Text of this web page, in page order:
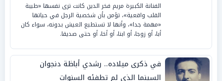
الفنانة الكبيرة مريم فخر الدين كانت ترى نفسها «طيبة
القلب واقعية»، تؤمن بأن شخصية الرجل في حياتها
«مهمة جدا»، وأنها لا تستطيع العيش بدونه، سواء كان
أبا، أو زوجا، أو ابنا، أو أخا، أو حتى صديقا.
في ذكرى ميلاده.. رشدي أباظة دنجوان
السينما الذي لم تطفئه السنوات